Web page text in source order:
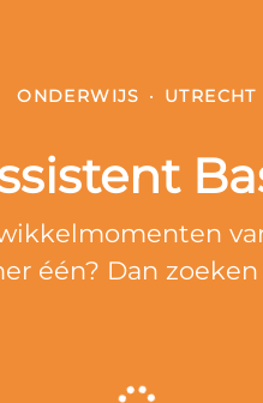
ONDERWIJS · UTRECHT
één? Dan